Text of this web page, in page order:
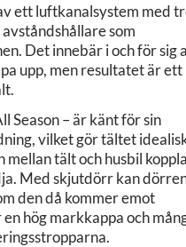
ett luftkanalsystem med
som
Det innebär i och för sig
upp, men resultatet är ett
Season – är känt för sin
vilket gör tältet
mellan tält och husbil
Med skjutdörr kan
den då kommer emot
en hög markkappa och